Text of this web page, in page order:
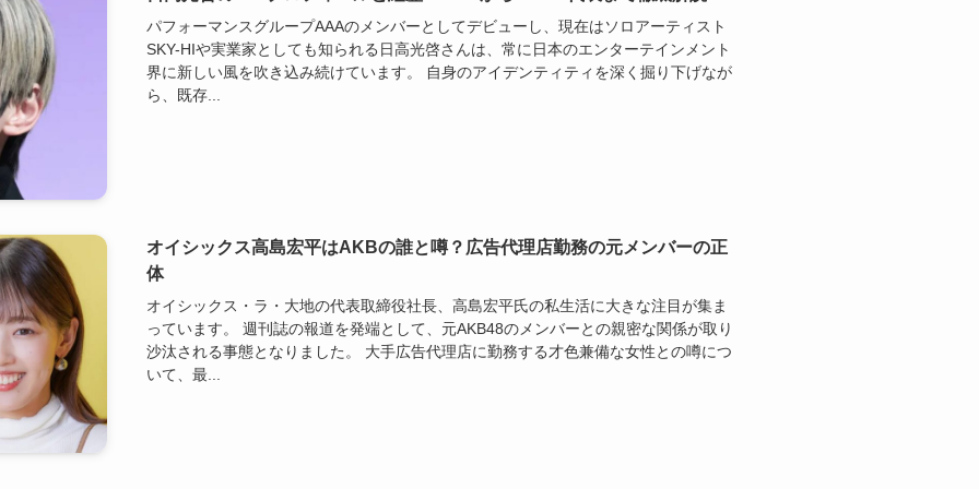
パフォーマンスグループAAAのメンバーとしてデビューし、現在はソロアーティスト
SKY-HIや実業家としても知られる日高光啓さんは、常に日本のエンターテインメント
界に新しい風を吹き込み続けています。 自身のアイデンティティを深く掘り下げなが
ら、既存...
オイシックス高島宏平はAKBの誰と噂？広告代理店勤務の元メンバーの正
体
オイシックス・ラ・大地の代表取締役社長、高島宏平氏の私生活に大きな注目が集ま
っています。 週刊誌の報道を発端として、元AKB48のメンバーとの親密な関係が取り
沙汰される事態となりました。 大手広告代理店に勤務する才色兼備な女性との噂につ
いて、最...